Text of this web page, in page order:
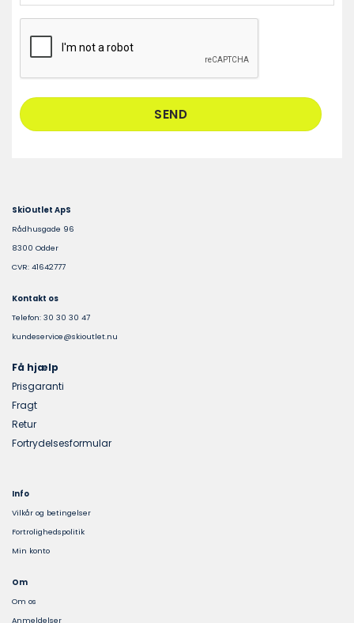
SkiOutlet ApS
Rådhusgade 96
8300 Odder
CVR: 41642777
Kontakt os
Telefon: 30 30 30 47
kundeservice@skioutlet.nu
Få hjælp
Prisgaranti
Fragt
Retur
Fortrydelsesformular
Info
Vilkår og betingelser
Fortrolighedspolitik
Min konto
Om
Om os
Anmeldelser